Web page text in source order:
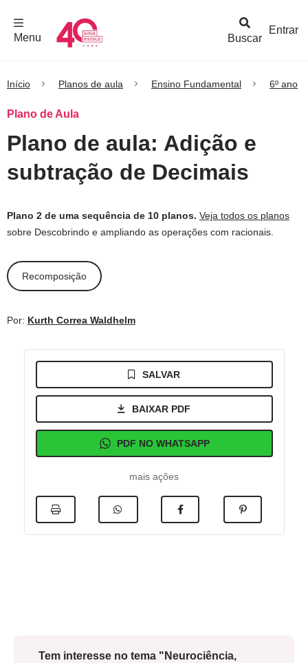
Buscar
Menu
Entrar
Início Planos de aula Ensino Fundamental 6º ano
Plano de Aula
Plano de aula: Adição e
subtração de Decimais
Plano 2 de uma sequência de 10 planos. Veja todos os planos
sobre Descobrindo e ampliando as operações com racionais.
Recomposição
Por: Kurth Correa Waldhelm
SALVAR
BAIXAR PDF
PDF NO WHATSAPP
mais ações
Tem interesse no tema "Neurociência,